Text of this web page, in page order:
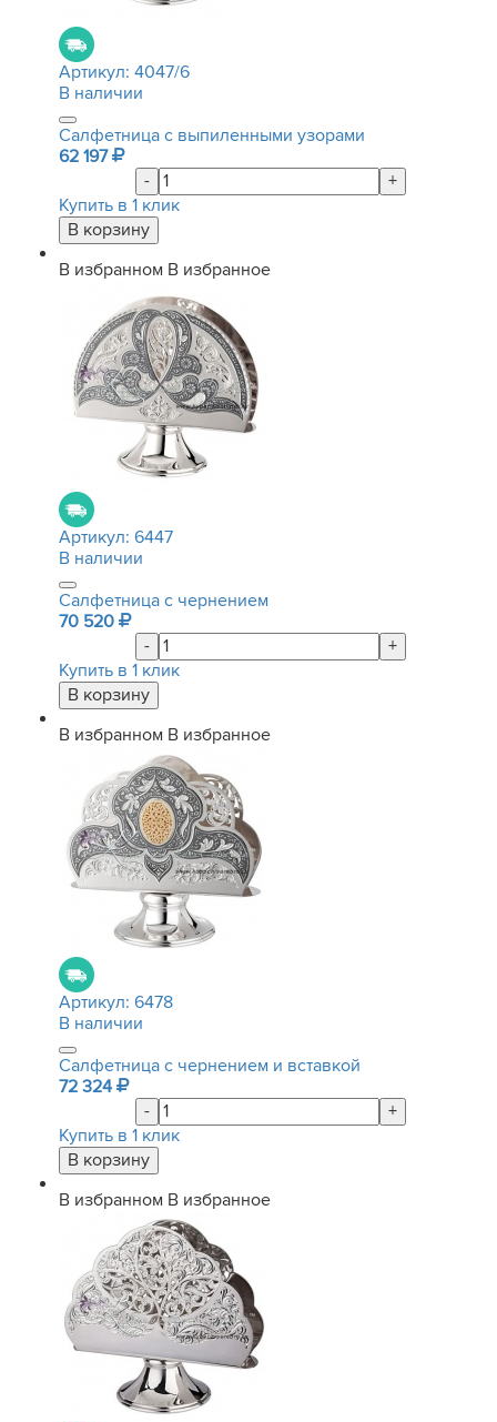
Артикул: 4047/6
В наличии
Салфетница с выпиленными узорами
62 197
-
+
Купить в 1 клик
В избранном В избранное
Артикул: 6447
В наличии
Салфетница с чернением
70 520
-
+
Купить в 1 клик
В избранном В избранное
Артикул: 6478
В наличии
Салфетница с чернением и вставкой
72 324
-
+
Купить в 1 клик
В избранном В избранное